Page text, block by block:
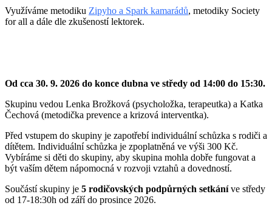
Využíváme metodiku Zipyho a Spark kamarádů, metodiky Society
for all a dále dle zkušeností lektorek.
Od cca 30. 9. 2026 do konce dubna ve středy od 14:00 do 15:30.
Skupinu vedou Lenka Brožková (psycholožka, terapeutka) a Katka
Čechová (metodička prevence a krizová interventka).
Před vstupem do skupiny je zapotřebí individuální schůzka s rodiči a
dítětem. Individuální schůzka je zpoplatněná ve výši 300 Kč.
Vybíráme si děti do skupiny, aby skupina mohla dobře fungovat a
být vaším dětem nápomocná v rozvoji vztahů a dovedností.
Součástí skupiny je 5 rodičovských podpůrných setkáníve středy
od 17-18:30h od září do prosince 2026.